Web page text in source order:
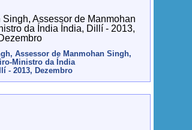
Assessor de Manmohan Singh,
Ministro da Índia
- 2013, Dezembro